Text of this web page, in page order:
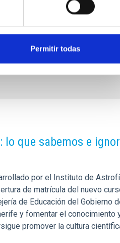
Permitir todas
que sabemos e
por el Instituto de
de matrícula del nuevo
de Educación del Gobierno
y fomentar el
promover la cultura